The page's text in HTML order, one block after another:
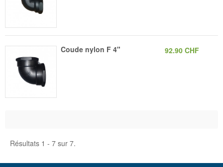
Coude nylon F 4" 92.90 CHF
Résultats 1 - 7 sur 7.